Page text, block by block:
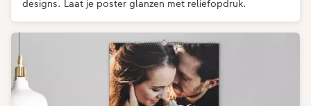
designs. Laat je poster glanzen met reliëfopdruk.